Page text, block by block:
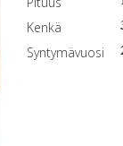
Kenkä
Syntymävuosi